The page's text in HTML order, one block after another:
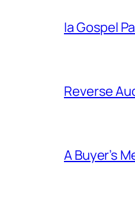
Ia Gospel
Reverse
A Buyer’s